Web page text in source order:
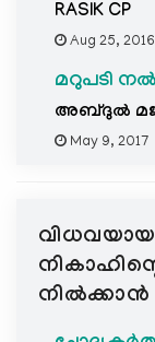
RASIK CP
Aug 25, 2016
മറുപടി
അബ്ദുല്‍
May 9, 2017
വിധവയായ
നില്‍ക്കാന്‍